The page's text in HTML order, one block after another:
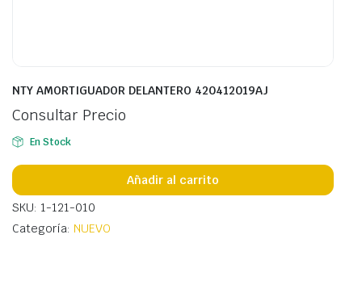
NTY AMORTIGUADOR DELANTERO 420412019AJ
Consultar Precio
En Stock
Añadir al carrito
SKU: 1-121-010
Categoría: NUEVO